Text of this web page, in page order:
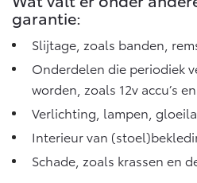
Vanaf € 89.986,-
garantie:
Slijtage, zoals banden,
Onderdelen die periodiek
worden, zoals 12v accu’s
Verlichting, lampen,
Interieur van
Schade, zoals krassen en